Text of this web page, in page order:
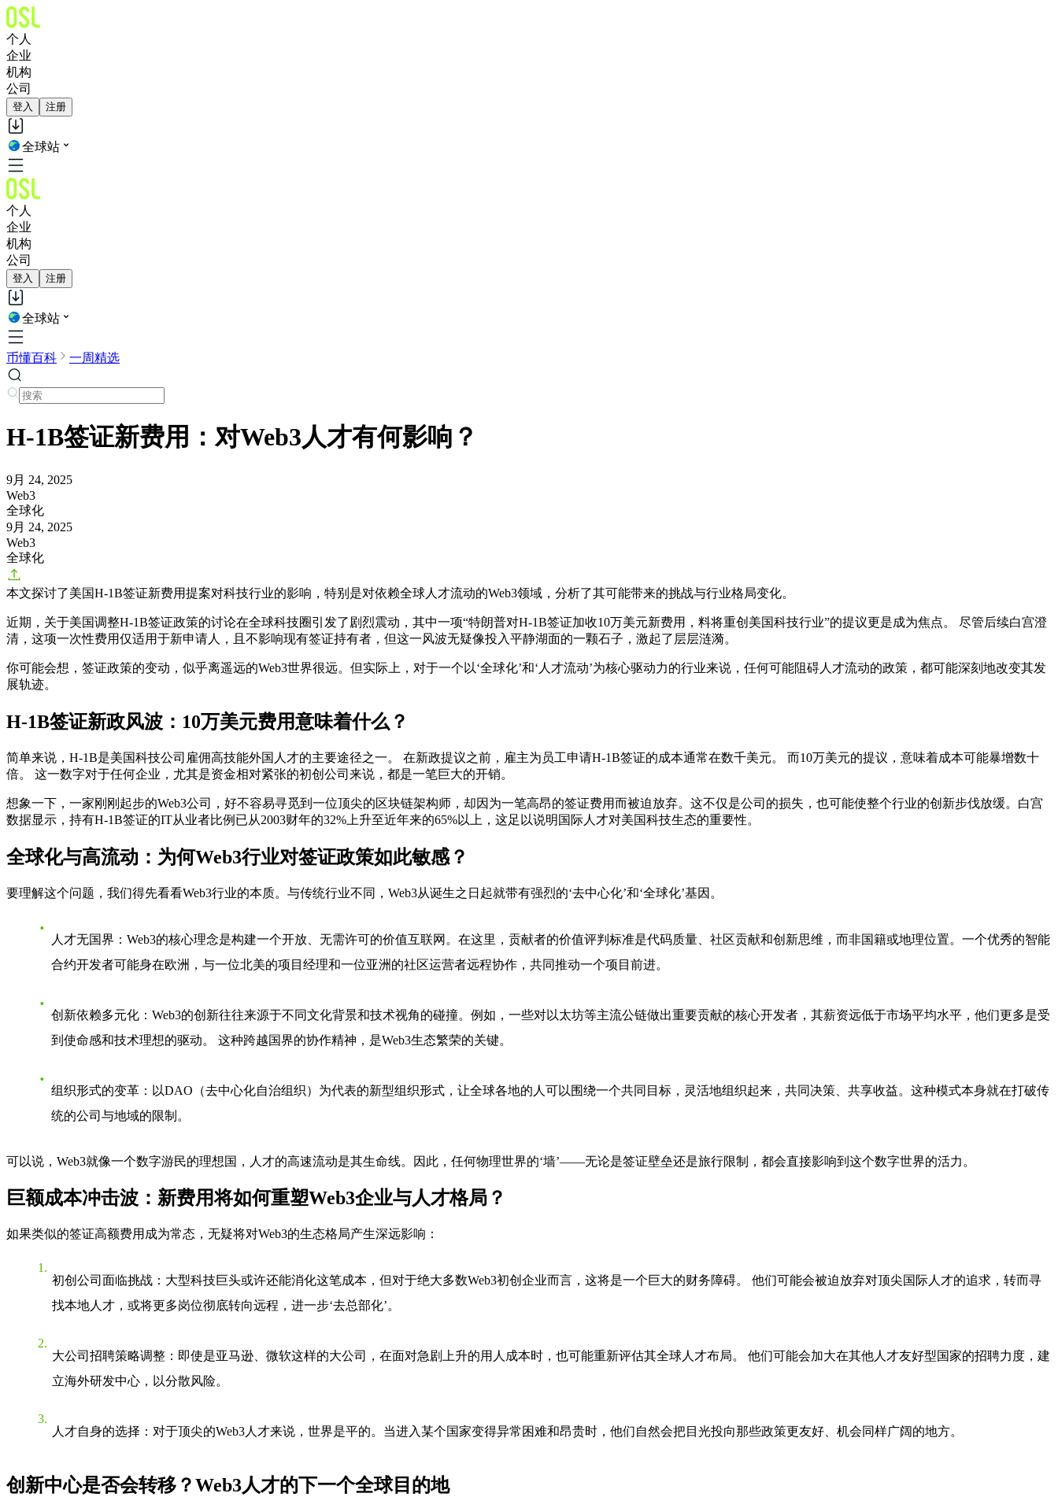
个人
企业
机构
公司
登入 注册
全球站
个人
企业
机构
公司
登入 注册
全球站
币懂百科 一周精选
H-1B签证新费用：对Web3人才有何影响？
9月 24, 2025
Web3
全球化
9月 24, 2025
Web3
全球化
本文探讨了美国H-1B签证新费用提案对科技行业的影响，特别是对依赖全球人才流动的Web3领域，分析了其可能带来的挑战与行业格局变化。
近期，关于美国调整H-1B签证政策的讨论在全球科技圈引发了剧烈震动，其中一项“特朗普对H-1B签证加收10万美元新费用，料将重创美国科技行业”的提议更是成为焦点。 尽管后续白宫澄
清，这项一次性费用仅适用于新申请人，且不影响现有签证持有者，但这一风波无疑像投入平静湖面的一颗石子，激起了层层涟漪。
你可能会想，签证政策的变动，似乎离遥远的Web3世界很远。但实际上，对于一个以‘全球化’和‘人才流动’为核心驱动力的行业来说，任何可能阻碍人才流动的政策，都可能深刻地改变其发
展轨迹。
H-1B签证新政风波：10万美元费用意味着什么？
简单来说，H-1B是美国科技公司雇佣高技能外国人才的主要途径之一。 在新政提议之前，雇主为员工申请H-1B签证的成本通常在数千美元。 而10万美元的提议，意味着成本可能暴增数十
倍。 这一数字对于任何企业，尤其是资金相对紧张的初创公司来说，都是一笔巨大的开销。
想象一下，一家刚刚起步的Web3公司，好不容易寻觅到一位顶尖的区块链架构师，却因为一笔高昂的签证费用而被迫放弃。这不仅是公司的损失，也可能使整个行业的创新步伐放缓。白宫
数据显示，持有H-1B签证的IT从业者比例已从2003财年的32%上升至近年来的65%以上，这足以说明国际人才对美国科技生态的重要性。
全球化与高流动：为何Web3行业对签证政策如此敏感？
要理解这个问题，我们得先看看Web3行业的本质。与传统行业不同，Web3从诞生之日起就带有强烈的‘去中心化’和‘全球化’基因。
人才无国界 ：Web3的核心理念是构建一个开放、无需许可的价值互联网。在这里，贡献者的价值评判标准是代码质量、社区贡献和创新思维，而非国籍或地理位置。一个优秀的智能
合约开发者可能身在欧洲，与一位北美的项目经理和一位亚洲的社区运营者远程协作，共同推动一个项目前进。
创新依赖多元化 ：Web3的创新往往来源于不同文化背景和技术视角的碰撞。例如，一些对以太坊等主流公链做出重要贡献的核心开发者，其薪资远低于市场平均水平，他们更多是受
到使命感和技术理想的驱动。 这种跨越国界的协作精神，是Web3生态繁荣的关键。
组织形式的变革 ：以DAO（去中心化自治组织）为代表的新型组织形式，让全球各地的人可以围绕一个共同目标，灵活地组织起来，共同决策、共享收益。这种模式本身就在打破传
统的公司与地域的限制。
可以说，Web3就像一个数字游民的理想国，人才的高速流动是其生命线。因此，任何物理世界的‘墙’——无论是签证壁垒还是旅行限制，都会直接影响到这个数字世界的活力。
巨额成本冲击波：新费用将如何重塑Web3企业与人才格局？
如果类似的签证高额费用成为常态，无疑将对Web3的生态格局产生深远影响：
初创公司面临挑战 ：大型科技巨头或许还能消化这笔成本，但对于绝大多数Web3初创企业而言，这将是一个巨大的财务障碍。 他们可能会被迫放弃对顶尖国际人才的追求，转而寻
找本地人才，或将更多岗位彻底转向远程，进一步‘去总部化’。
大公司招聘策略调整 ：即使是亚马逊、微软这样的大公司，在面对急剧上升的用人成本时，也可能重新评估其全球人才布局。 他们可能会加大在其他人才友好型国家的招聘力度，建
立海外研发中心，以分散风险。
人才自身的选择 ：对于顶尖的Web3人才来说，世界是平的。当进入某个国家变得异常困难和昂贵时，他们自然会把目光投向那些政策更友好、机会同样广阔的地方。
创新中心是否会转移？Web3人才的下一个全球目的地